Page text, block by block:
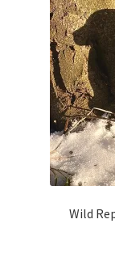
Wild